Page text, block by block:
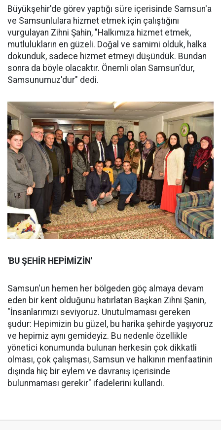
Büyükşehir'de görev yaptığı süre içerisinde Samsun'a
ve Samsunlulara hizmet etmek için çalıştığını
vurgulayan Zihni Şahin, "Halkımıza hizmet etmek,
mutlulukların en güzeli. Doğal ve samimi olduk, halka
dokunduk, sadece hizmet etmeyi düşündük. Bundan
sonra da böyle olacaktır. Önemli olan Samsun'dur,
Samsunumuz'dur" dedi.
'BU ŞEHİR HEPİMİZİN'
Samsun'un hemen her bölgeden göç almaya devam
eden bir kent olduğunu hatırlatan Başkan Zihni Şanin,
"İnsanlarımızı seviyoruz. Unutulmaması gereken
şudur: Hepimizin bu güzel, bu harika şehirde yaşıyoruz
ve hepimiz aynı gemideyiz. Bu nedenle özellikle
yönetici konumunda bulunan herkesin çok dikkatli
olması, çok çalışması, Samsun ve halkının menfaatinin
dışında hiç bir eylem ve davranış içerisinde
bulunmaması gerekir" ifadelerini kullandı.